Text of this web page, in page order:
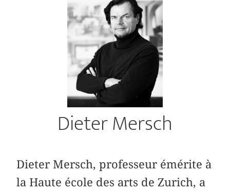
Dieter Mersch
Dieter Mersch, professeur émérite à
la Haute école des arts de Zurich, a